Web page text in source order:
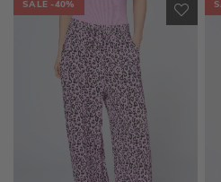
SALE -40%
ZUR